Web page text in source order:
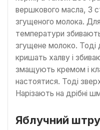
вершкового масла, 3
згущеного молока.
температури
згущене молоко.
кришать халву і
змащують кремом і
настоятися. Тоді
Нарізають на дрібні
Яблучний